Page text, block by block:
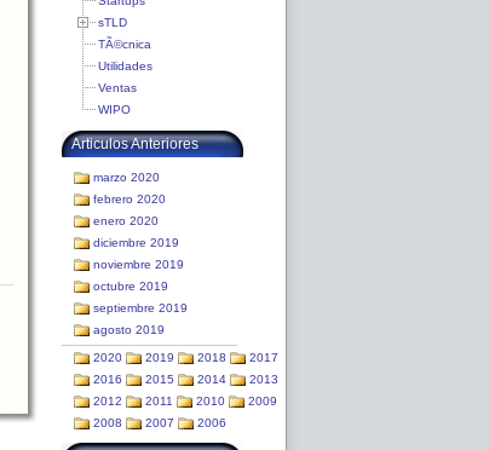
sTLD
TÃ©cnica
Utilidades
Ventas
WIPO
Articulos Anteriores
marzo 2020
febrero 2020
enero 2020
diciembre 2019
noviembre 2019
octubre 2019
septiembre 2019
agosto 2019
2020 2019 2018
2017
2016
2015 2014
2013
2012
2011 2010
2009
2008
2007 2006